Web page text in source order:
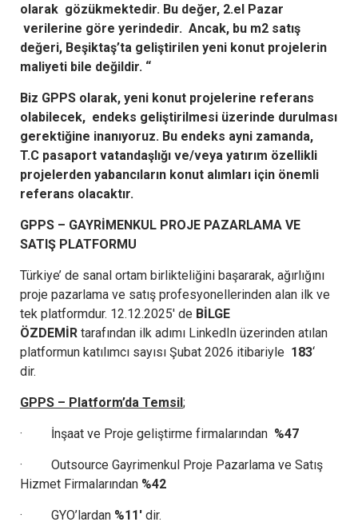
olarak gözükmektedir. Bu değer, 2.el Pazar
verilerine göre yerindedir. Ancak, bu m2 satış
değeri, Beşiktaş’ta geliştirilen yeni konut projelerin
maliyeti bile değildir. “
Biz GPPS olarak, yeni konut projelerine referans
olabilecek, endeks geliştirilmesi üzerinde durulması
gerektiğine inanıyoruz. Bu endeks ayni zamanda,
T.C pasaport vatandaşlığı ve/veya yatırım özellikli
projelerden yabancıların konut alımları için önemli
referans olacaktır.
GPPS – GAYRİMENKUL PROJE PAZARLAMA VE
SATIŞ PLATFORMU
Türkiye’ de sanal ortam birlikteliğini başararak, ağırlığını
proje pazarlama ve satış profesyonellerinden alan ilk ve
tek platformdur. 12.12.2025′ de BİLGE
ÖZDEMİR tarafından ilk adımı LinkedIn üzerinden atılan
platformun katılımcı sayısı Şubat 2026 itibariyle 183‘
dir.
GPPS – Platform’da Temsil;
· İnşaat ve Proje geliştirme firmalarından %47
· Outsource Gayrimenkul Proje Pazarlama ve Satış
Hizmet Firmalarından %42
· GYO’lardan %11′ dir.